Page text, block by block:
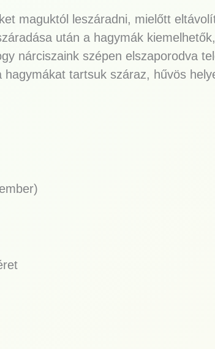
maguktól leszáradni, mielőtt
után a hagymák
nárciszaink szépen elszaporodva
tartsuk száraz, hűvös